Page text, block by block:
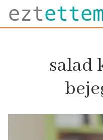
ezt
salad